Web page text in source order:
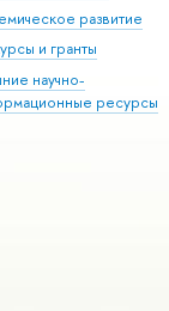
развитие
и гранты
научно-
ресурсы